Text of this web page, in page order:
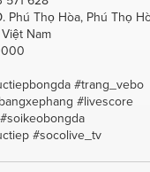
Phú Thọ Hòa, Phú Thọ
Nam
#trang_vebo
#livescore
#socolive_tv